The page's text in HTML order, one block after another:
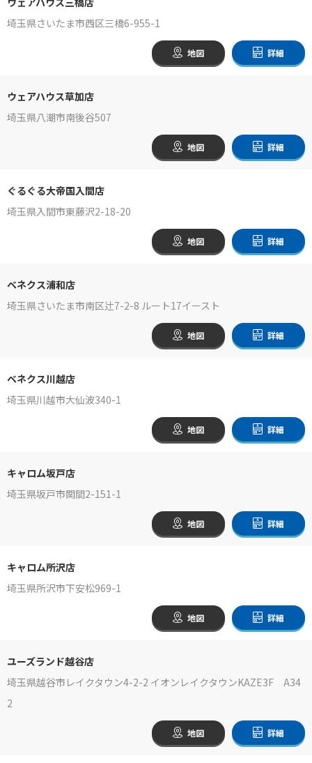
埼玉県さいたま市西区三橋6-955-1
地図 詳細
ウェアハウス草加店
埼玉県八潮市南後谷507
地図 詳細
ぐるぐる大帝国入間店
埼玉県入間市東藤沢2-18-20
地図 詳細
ベネクス浦和店
埼玉県さいたま市南区辻7-2-8 ルート17イースト
地図 詳細
ベネクス川越店
埼玉県川越市大仙波340-1
地図 詳細
キャロム坂戸店
埼玉県坂戸市関間2-151-1
地図 詳細
キャロム所沢店
埼玉県所沢市下安松969-1
地図 詳細
ユーズランド越谷店
埼玉県越谷市レイクタウン4-2-2 イオンレイクタウンKAZE3F A34
2
地図 詳細